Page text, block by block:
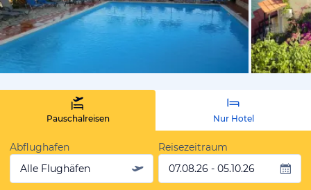
vom
Pauschalreisen Nur Hotel
Abflughafen
Alle Flughäfen
Reisezeitraum
07.08.26 - 05.10.26